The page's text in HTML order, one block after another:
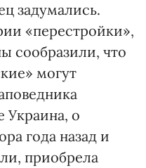
задумались.
«перестройки»,
сообразили, что
могут
Украина, о
года назад и
приобрела